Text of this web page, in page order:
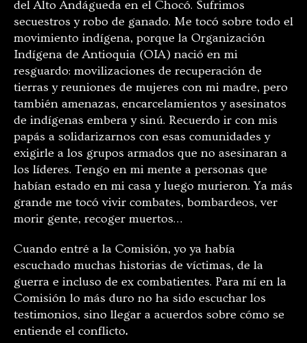
del Alto Andágueda en el Chocó. Sufrimos
secuestros y robo de ganado. Me tocó sobre todo el
movimiento indígena, porque la Organización
Indígena de Antioquia (OIA) nació en mi
resguardo: movilizaciones de recuperación de
tierras y reuniones de mujeres con mi madre, pero
también amenazas, encarcelamientos y asesinatos
de indígenas embera y sinú. Recuerdo ir con mis
papás a solidarizarnos con esas comunidades y
exigirle a los grupos armados que no asesinaran a
los líderes. Tengo en mi mente a personas que
habían estado en mi casa y luego murieron. Ya más
grande me tocó vivir combates, bombardeos, ver
morir gente, recoger muertos…
Cuando entré a la Comisión, yo ya había
escuchado muchas historias de víctimas, de la
guerra e incluso de ex combatientes. Para mí en la
Comisión lo más duro no ha sido escuchar los
testimonios, sino llegar a acuerdos sobre cómo se
entiende el conflicto.